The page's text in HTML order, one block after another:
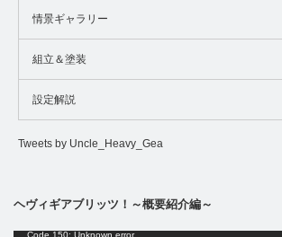
情景ギャラリー
組立＆塗装
設定解説
Tweets by Uncle_Heavy_Gea
ヘヴィギアブリッツ！～概要紹介編～
Code 150: Unknown error.